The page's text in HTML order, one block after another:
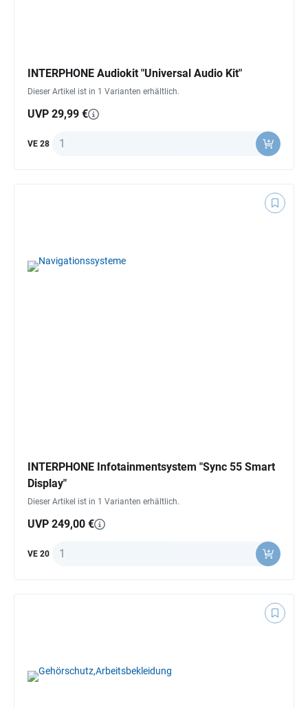
INTERPHONE Audiokit "Universal Audio Kit"
Dieser Artikel ist in 1 Varianten erhältlich.
UVP 29,99 €
VE 28 Anzahl
INTERPHONE Infotainmentsystem "Sync 55 Smart
Display"
Dieser Artikel ist in 1 Varianten erhältlich.
UVP 249,00 €
VE 20 Anzahl